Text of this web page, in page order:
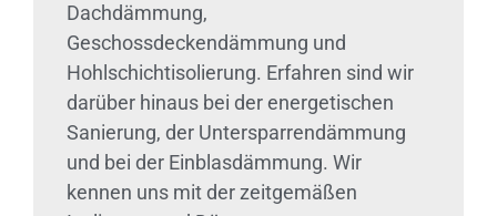
Dachdämmung,
Geschossdeckendämmung und
Hohlschichtisolierung. Erfahren sind wir
darüber hinaus bei der energetischen
Sanierung, der Untersparrendämmung
und bei der Einblasdämmung. Wir
kennen uns mit der zeitgemäßen